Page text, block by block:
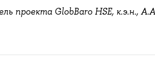
проекта GlobBaro HSE, к.э.н.,